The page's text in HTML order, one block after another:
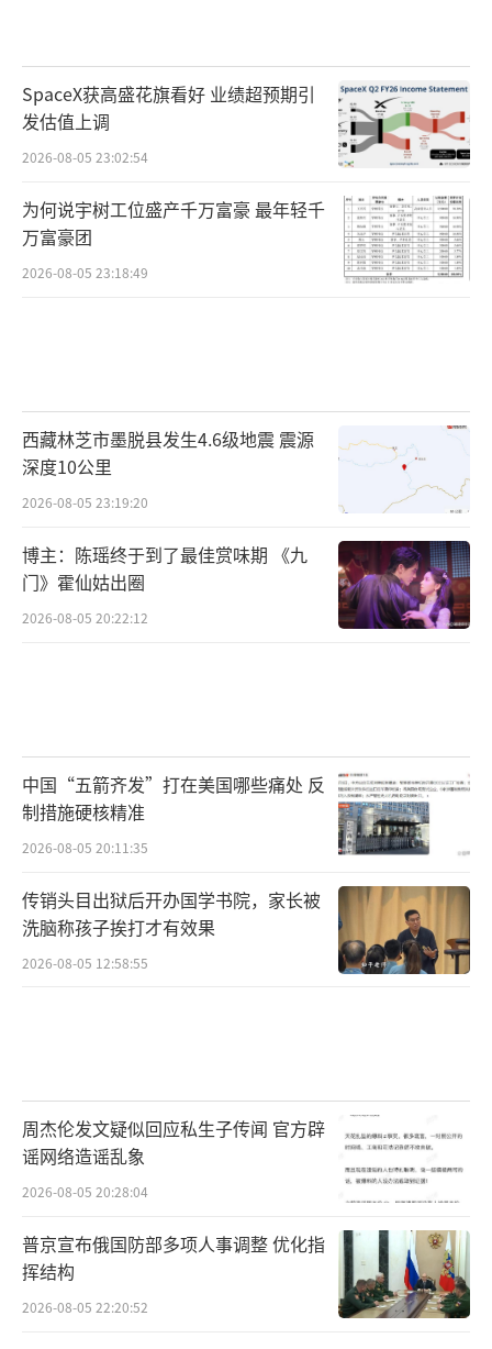
SpaceX获高盛花旗看好 业绩超预期引
发估值上调
2026-08-05 23:02:54
为何说宇树工位盛产千万富豪 最年轻千
万富豪团
2026-08-05 23:18:49
西藏林芝市墨脱县发生4.6级地震 震源
深度10公里
2026-08-05 23:19:20
博主：陈瑶终于到了最佳赏味期 《九
门》霍仙姑出圈
2026-08-05 20:22:12
中国“五箭齐发”打在美国哪些痛处 反
制措施硬核精准
2026-08-05 20:11:35
传销头目出狱后开办国学书院，家长被
洗脑称孩子挨打才有效果
2026-08-05 12:58:55
周杰伦发文疑似回应私生子传闻 官方辟
谣网络造谣乱象
2026-08-05 20:28:04
普京宣布俄国防部多项人事调整 优化指
挥结构
2026-08-05 22:20:52